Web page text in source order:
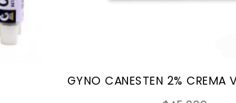
GYNO CANESTEN 2% CREMA